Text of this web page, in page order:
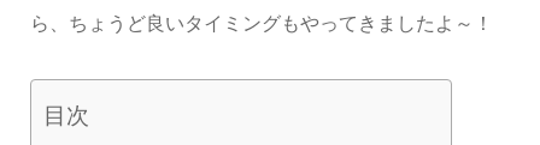
ら、ちょうど良いタイミングもやってきましたよ～！
目次